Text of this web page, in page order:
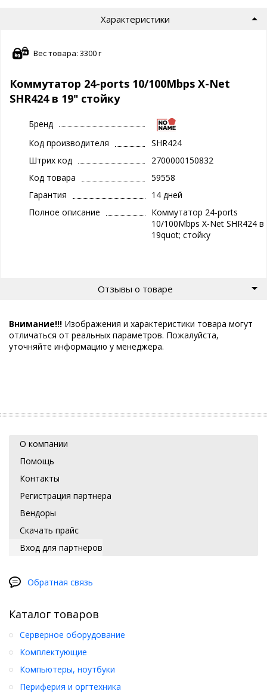
Характеристики
Вес товара: 3300 г
Коммутатор 24-ports 10/100Mbps X-Net
SHR424 в 19" стойку
Бренд
Код производителя
SHR424
Штрих код
2700000150832
Код товара
59558
Гарантия
14 дней
Полное описание
Коммутатор 24-ports
10/100Mbps X-Net SHR424 в
19quot; стойку
Отзывы о товаре
Внимание!!! Изображения и характеристики товара могут
отличаться от реальных параметров. Пожалуйста,
уточняйте информацию у менеджера.
О компании
Помощь
Контакты
Регистрация партнера
Вендоры
Скачать прайс
Вход для партнеров
Обратная связь
Каталог товаров
Серверное оборудование
Комплектующие
Компьютеры, ноутбуки
Периферия и оргтехника